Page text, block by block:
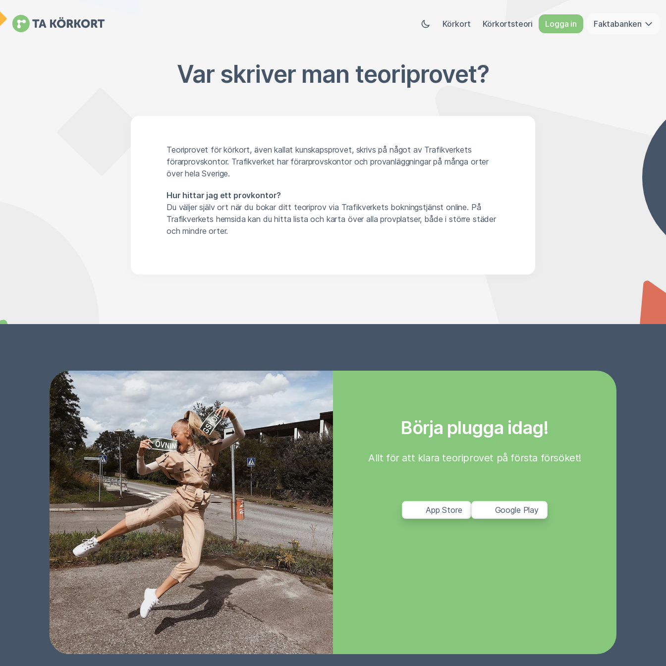
Körkort Körkortsteori Logga in Faktabanken
Var skriver man teoriprovet?
Teoriprovet för körkort, även kallat kunskapsprovet, skrivs på något av Trafikverkets
förarprovskontor. Trafikverket har förarprovskontor och provanläggningar på många orter
över hela Sverige.
Hur hittar jag ett provkontor?
Du väljer själv ort när du bokar ditt teoriprov via Trafikverkets bokningstjänst online. På
Trafikverkets hemsida kan du hitta lista och karta över alla provplatser, både i större städer
och mindre orter.
Börja plugga idag!
Allt för att klara teoriprovet på första försöket!
App Store Google Play